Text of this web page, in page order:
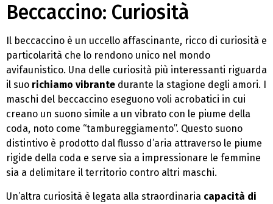
Beccaccino: Curiosità
Il beccaccino è un uccello affascinante, ricco di curiosità e
particolarità che lo rendono unico nel mondo
avifaunistico. Una delle curiosità più interessanti riguarda
il suo richiamo vibrante durante la stagione degli amori. I
maschi del beccaccino eseguono voli acrobatici in cui
creano un suono simile a un vibrato con le piume della
coda, noto come “tambureggiamento”. Questo suono
distintivo è prodotto dal flusso d’aria attraverso le piume
rigide della coda e serve sia a impressionare le femmine
sia a delimitare il territorio contro altri maschi.
Un’altra curiosità è legata alla straordinaria capacità di